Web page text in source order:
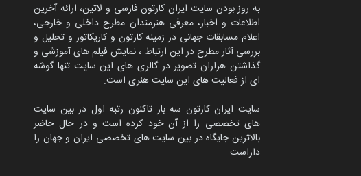
به روز بودن سایت ایران کارتون فارسی و لاتین، ارائه آخرین
اطلاعات و اخبار، معرفی هنرمندان مطرح داخلی و خارجی،
اعلام مسابقات جهانی در زمینه کارتون و کاریکاتور و تحلیل و
بررسی آثار مطرح در این ارتباط ، نمایش فیلم های آموزشی و
گذاشتن هزاران تصویر در گالری های این سایت تنها گوشه
ای از فعالیت های این سایت هنری است.
سایت ایران کارتون سه بار تاکنون رتبه اول در بین سایت
های تخصصی را از آن خود کرده است و در حال حاضر
بالاترین جایگاه در بین سایت های تخصصی ایران و جهان را
داراست.